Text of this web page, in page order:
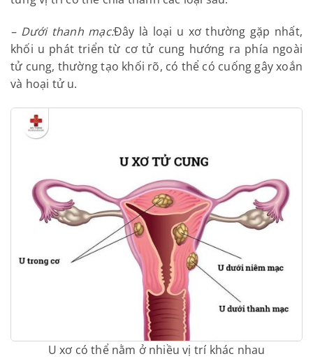
U xơ có thể nằm ở nhiều vị trí khác nhau, dựa vào
từng vị trí có thể chia thành các loại sau:
– Dưới thanh mạc:Đây là loại u xơ thường gặp nhất,
khối u phát triển từ cơ tử cung hướng ra phía ngoài
tử cung, thường tạo khối rõ, có thể có cuống gây
xoắn và hoại tử u.